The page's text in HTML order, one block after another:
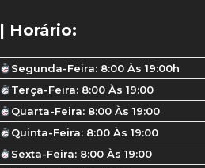
| Horário:
Segunda-Feira: 8:00 Às 19:00h
Terça-Feira: 8:00 Às 19:00
Quarta-Feira: 8:00 Às 19:00
Quinta-Feira: 8:00 Às 19:00
Sexta-Feira: 8:00 Às 19:00